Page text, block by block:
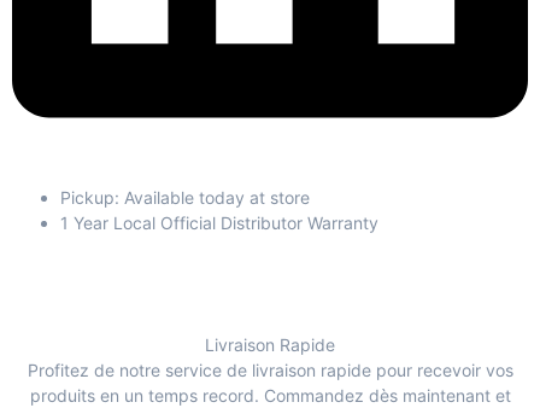
Pickup: Available today at store
1 Year Local Official Distributor Warranty
Livraison Rapide
Profitez de notre service de livraison rapide pour recevoir vos
produits en un temps record. Commandez dès maintenant et